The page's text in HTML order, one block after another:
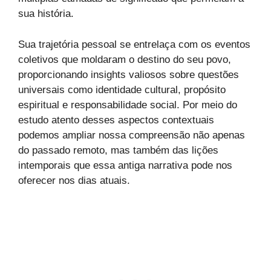
sua história.
Sua trajetória pessoal se entrelaça com os eventos
coletivos que moldaram o destino do seu povo,
proporcionando insights valiosos sobre questões
universais como identidade cultural, propósito
espiritual e responsabilidade social. Por meio do
estudo atento desses aspectos contextuais
podemos ampliar nossa compreensão não apenas
do passado remoto, mas também das lições
intemporais que essa antiga narrativa pode nos
oferecer nos dias atuais.